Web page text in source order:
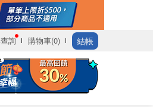
詢 購物車(0) 結帳